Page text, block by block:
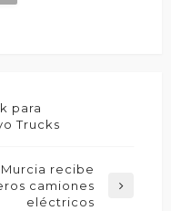
para
Trucks
recibe
camiones
eléctricos